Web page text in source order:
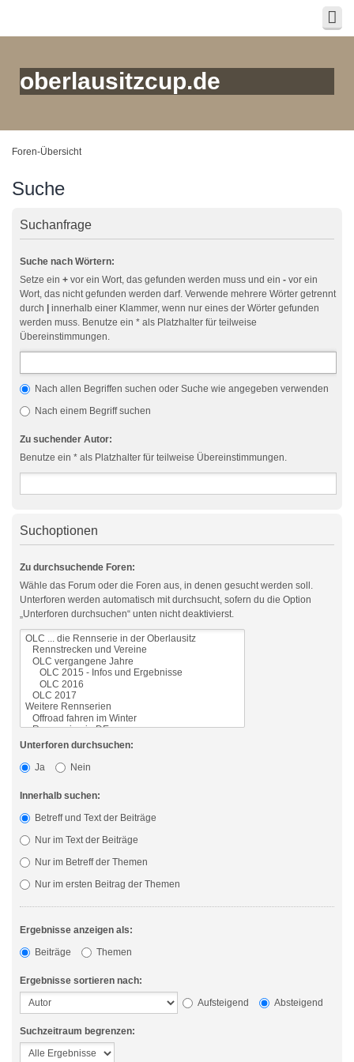
oberlausitzcup.de
Foren-Übersicht
Suche
Suchanfrage
Suche nach Wörtern:
Setze ein + vor ein Wort, das gefunden werden muss und ein - vor ein
Wort, das nicht gefunden werden darf. Verwende mehrere Wörter getrennt
durch
innerhalb einer Klammer, wenn nur eines der Wörter gefunden
werden muss. Benutze ein * als Platzhalter für teilweise
Übereinstimmungen.
Nach allen Begriffen suchen oder Suche wie angegeben verwenden
Nach einem Begriff suchen
Zu suchender Autor:
Benutze ein * als Platzhalter für teilweise Übereinstimmungen.
Suchoptionen
Zu durchsuchende Foren:
Wähle das Forum oder die Foren aus, in denen gesucht werden soll.
Unterforen werden automatisch mit durchsucht, sofern du die Option
„Unterforen durchsuchen“ unten nicht deaktivierst.
Unterforen durchsuchen:
Ja
Nein
Innerhalb suchen:
Betreff und Text der Beiträge
Nur im Text der Beiträge
Nur im Betreff der Themen
Nur im ersten Beitrag der Themen
Ergebnisse anzeigen als:
Beiträge
Themen
Ergebnisse sortieren nach:
Aufsteigend
Absteigend
Suchzeitraum begrenzen: